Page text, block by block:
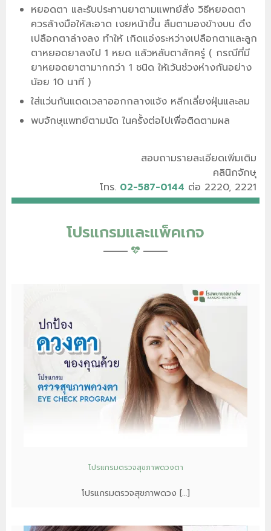
หยอดตา และรับประทานยาตามแพทย์สั่ง วิธีหยอดตา
ควรล้างมือให้สะอาด เงยหน้าขึ้น ลืมตามองข้างบน ดึง
เปลือกตาล่างลง ทำให้ เกิดแอ่งระหว่างเปลือกตาและลูก
ตาหยอดยาลงไป 1 หยด แล้วหลับตาสักครู่ ( กรณีที่มี
ยาหยอดยาตามากกว่า 1 ชนิด ให้เว้นช่วงห่างกันอย่าง
น้อย 10 นาที )
ใส่แว่นกันแดดเวลาออกกลางแจ้ง หลีกเลี่ยงฝุ่นและลม
พบจักษุแพทย์ตามนัด ในครั้งต่อไปเพื่อติดตามผล
สอบถามรายละเอียดเพิ่มเติม
คลินิกจักษุ
โทร. 02-587-0144 ต่อ 2220, 2221
โปรแกรมและแพ็คเกจ
โปรแกรมตรวจสุขภาพดวงตา
โปรแกรมตรวจสุขภาพดวง […]